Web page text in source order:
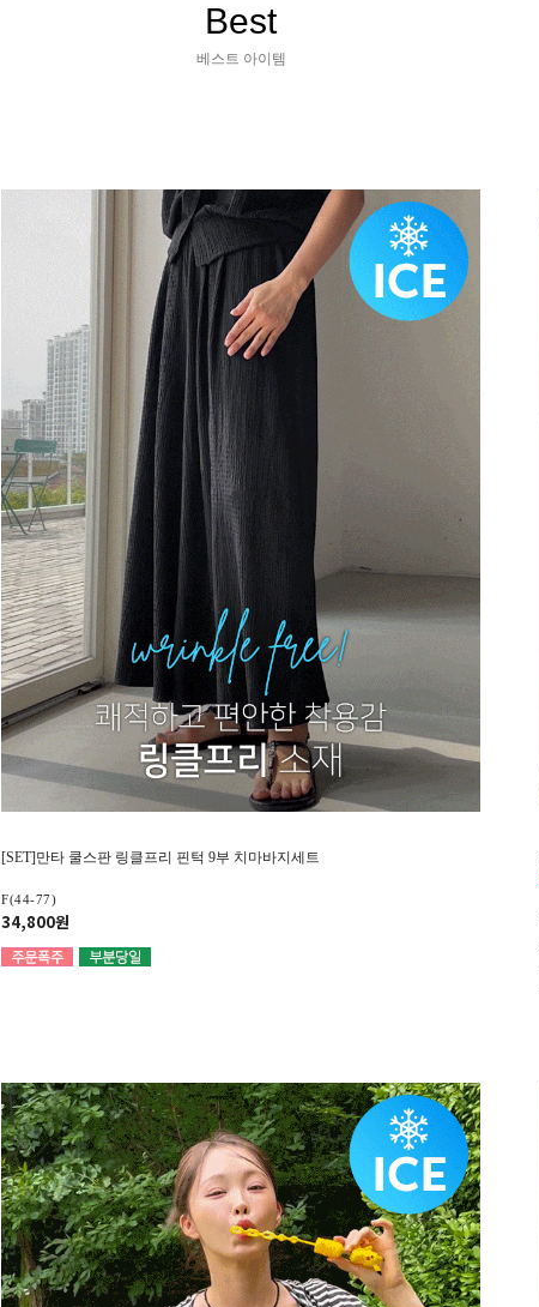
Best
베스트 아이템
[SET]만타 쿨스판 링클프리 핀턱 9부 치마바지세트
F(44-77)
34,800원